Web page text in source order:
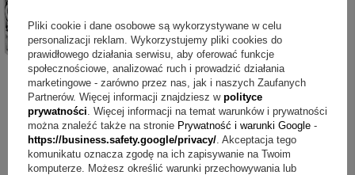
Pliki cookie i dane osobowe są wykorzystywane w celu
personalizacji reklam. Wykorzystujemy pliki cookies do
prawidłowego działania serwisu, aby oferować funkcje
społecznościowe, analizować ruch i prowadzić działania
marketingowe - zarówno przez nas, jak i naszych Zaufanych
Partnerów. Więcej informacji znajdziesz w polityce
prywatności . Więcej informacji na temat warunków i prywatności
można znaleźć także na stronie Prywatność i warunki Google -
https://business.safety.google/privacy/ . Akceptacja tego
komunikatu oznacza zgodę na ich zapisywanie na Twoim
komputerze. Możesz określić warunki przechowywania lub